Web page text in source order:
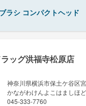
ラシ コンパクトヘッド
ッグ洪福寺松原店
神奈川県横浜市保土ケ谷区
かながわけんよこはましほ
045-333-7760